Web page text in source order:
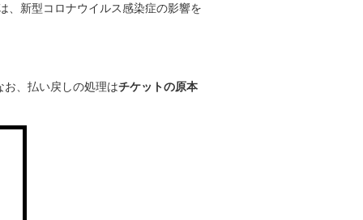
、新型コロナウイルス感染症の影響を
、払い戻しの処理はチケットの原本